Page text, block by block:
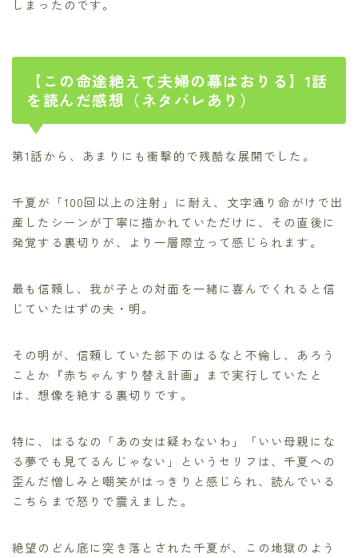
しまったのです。
【この命途絶えて夫婦の幕はおりる】1話
を読んだ感想（ネタバレあり）
第1話から、あまりにも衝撃的で残酷な展開でした。
千夏が「100回以上の注射」に耐え、文字通り命がけで出
産したシーンが丁寧に描かれていただけに、その直後に
発覚する裏切りが、より一層際立って感じられます。
最も信頼し、我が子との対面を一緒に喜んでくれると信
じていたはずの夫・明。
その明が、信頼していた部下のはるなと不倫し、あろう
ことか『赤ちゃんすり替え計画』まで実行していたと
は、想像を絶する裏切りです。
特に、はるなの「あの女は疑わないわ」「いい母親にな
る夢でも見てるんじゃない」というセリフは、千夏への
歪んだ憎しみと嘲笑がはっきりと感じられ、読んでいる
こちらまで怒りで震えました。
絶望のどん底に突き落とされた千夏が、この地獄のよう